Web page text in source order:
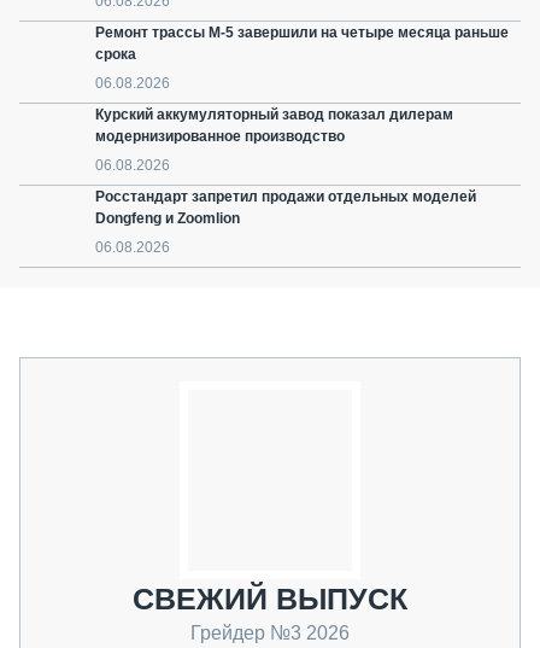
Ремонт трассы М-5 завершили на четыре месяца раньше
срока
06.08.2026
Курский аккумуляторный завод показал дилерам
модернизированное производство
06.08.2026
Росстандарт запретил продажи отдельных моделей
Dongfeng и Zoomlion
06.08.2026
СВЕЖИЙ ВЫПУСК
Грейдер №3 2026